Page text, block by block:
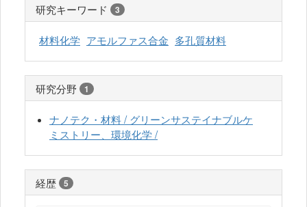
研究キーワード 3
材料化学 アモルファス合金 多孔質材料
研究分野 1
ナノテク・材料 / グリーンサステイナブルケ
ミストリー、環境化学 /
経歴 5